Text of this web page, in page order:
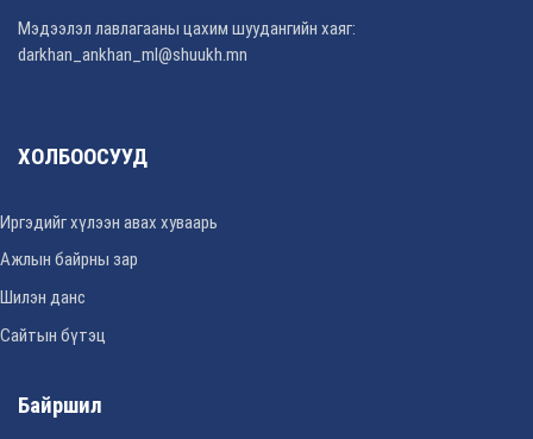
Мэдээлэл лавлагааны цахим шуудангийн хаяг:
darkhan_ankhan_ml@shuukh.mn
ХОЛБООСУУД
Иргэдийг хүлээн авах хуваарь
Ажлын байрны зар
Шилэн данс
Сайтын бүтэц
Байршил